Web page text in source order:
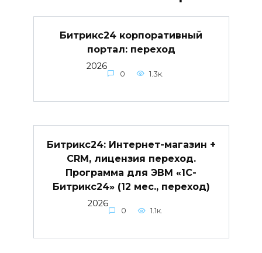
Битрикс24 корпоративный
портал: переход
2026
0 1.3к.
Битрикс24: Интернет-магазин +
CRM, лицензия переход.
Программа для ЭВМ «1С-
Битрикс24» (12 мес., переход)
2026
0 1.1к.